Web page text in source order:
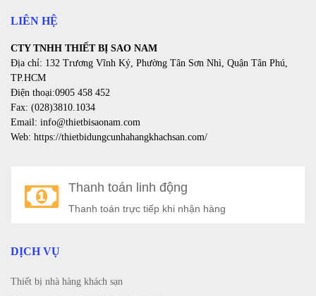
LIÊN HỆ
CTY TNHH THIẾT BỊ SAO NAM
Địa chỉ: 132 Trương Vĩnh Ký, Phường Tân Sơn Nhì, Quận Tân Phú,
TP.HCM
Điện thoại:0905 458 452
Fax: (028)3810.1034
Email: info@thietbisaonam.com
Web: https://thietbidungcunhahangkhachsan.com/
Thanh toán linh động
Thanh toán trực tiếp khi nhận hàng
DỊCH VỤ
Thiết bị nhà hàng khách sạn